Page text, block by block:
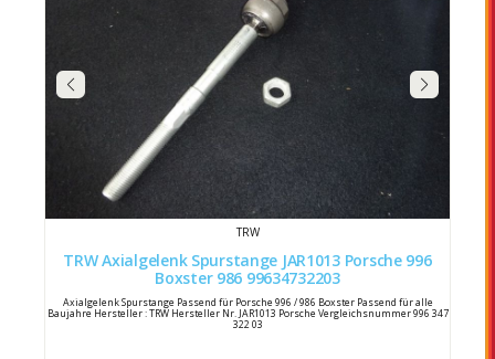
TRW
TRW Axialgelenk Spurstange JAR1013 Porsche 996
Boxster 986 99634732203
Axialgelenk Spurstange Passend für Porsche 996 / 986 Boxster Passend für alle
Baujahre Hersteller : TRW Hersteller Nr. JAR1013 Porsche Vergleichsnummer 996 347
322 03